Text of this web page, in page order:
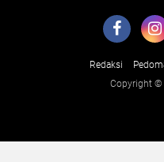
Redaksi
Copyright ©